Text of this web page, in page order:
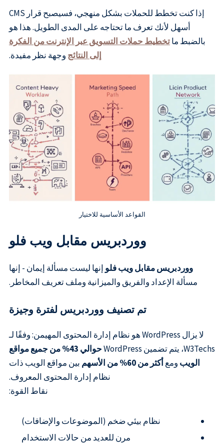
إذا كنت تخطط للحملات بشكل منهجي، فسيصبح قرار CMS
أسهل لأنك تعرف ما تحتاجه على المدى الطويل. هذا هو
بالضبط ماتخطيط حملات التسويق عبر الإنترنت من الفكرة
إلى النتائج وجهة نظر مفيدة.
القواعد الأساسية للاختيار
ووردبريس مقابل ويب فلو
ووردبريس مقابل ويب فلو إنها ليست مسألة إيمان - إنها
مسألة الإعداد والفريق والميزانية وملف تعريف المخاطر.
تم تصنيف ووردبريس لفترة وجيزة
لا يزال WordPress هو نظام إدارة المحتوى المهيمن: وفقًا لـ
W3Techs، يتم تضمين WordPress
حوالي 43% من جميع مواقع
الويب ومعأكثر من 60% من الأسهم
بين مواقع الويب ذات
نظام إدارة المحتوى المعروف.
نقاط القوة:
نظام بيئي ضخم (الموضوعات والإضافات)
مرن للعديد من حالات الاستخدام